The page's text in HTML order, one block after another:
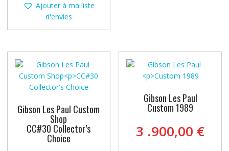
Ajouter à ma liste
d'envies
Gibson Les Paul Custom
Shop
CC#30 Collector’s
Choice
Gibson Les Paul
Custom 1989
3 .900,00 €